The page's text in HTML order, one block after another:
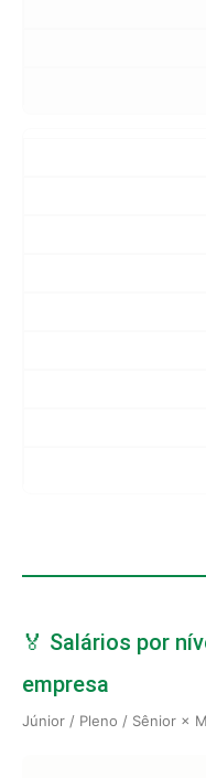
🏅 Salários por
empresa
Júnior / Pleno / Sênior ×